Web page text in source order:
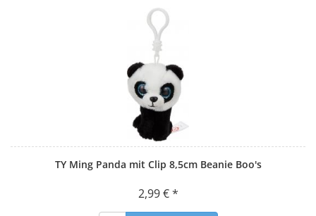
TY Ming Panda mit Clip 8,5cm Beanie Boo's
2,99 € *